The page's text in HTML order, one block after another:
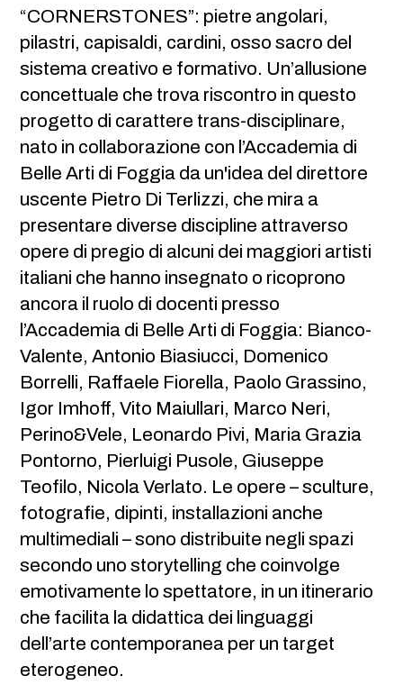
“CORNERSTONES”: pietre angolari,
pilastri, capisaldi, cardini, osso sacro del
sistema creativo e formativo. Un’allusione
concettuale che trova riscontro in questo
progetto di carattere trans-disciplinare,
nato in collaborazione con l’Accademia di
Belle Arti di Foggia da un'idea del direttore
uscente Pietro Di Terlizzi, che mira a
presentare diverse discipline attraverso
opere di pregio di alcuni dei maggiori artisti
italiani che hanno insegnato o ricoprono
ancora il ruolo di docenti presso
l’Accademia di Belle Arti di Foggia: Bianco-
Valente, Antonio Biasiucci, Domenico
Borrelli, Raffaele Fiorella, Paolo Grassino,
Igor Imhoff, Vito Maiullari, Marco Neri,
Perino&Vele, Leonardo Pivi, Maria Grazia
Pontorno, Pierluigi Pusole, Giuseppe
Teofilo, Nicola Verlato. Le opere – sculture,
fotografie, dipinti, installazioni anche
multimediali – sono distribuite negli spazi
secondo uno storytelling che coinvolge
emotivamente lo spettatore, in un itinerario
che facilita la didattica dei linguaggi
dell’arte contemporanea per un target
eterogeneo.